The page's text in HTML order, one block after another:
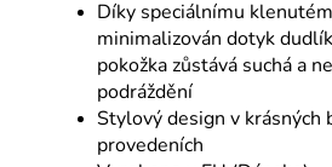
Díky speciálnímu
minimalizován dotyk
pokožka zůstává suchá a
podráždění
Stylový design v krásných
provedeních